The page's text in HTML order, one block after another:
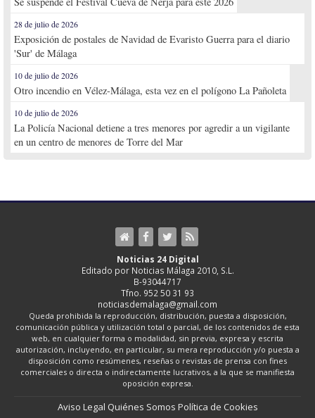
28 de julio de 2026
Exposición de postales de Navidad de Evaristo Guerra para el diario
'Sur' de Málaga
10 de julio de 2026
Otro incendio en Vélez-Málaga, esta vez en el polígono La Pañoleta
10 de julio de 2026
La Policía Nacional detiene a tres menores por agredir a un vigilante
en un centro de menores de Torre del Mar
Noticias 24 Digital
Editado por Noticias Málaga 2010, S.L.
B-93044717
Tfno. 952 50 31 93
noticiasdemalaga@gmail.com
Queda prohibida la reproducción, distribución, puesta a disposición,
comunicación pública y utilización total o parcial, de los contenidos de esta
web, en cualquier forma o modalidad, sin previa, expresa y escrita
autorización, incluyendo, en particular, su mera reproducción y/o puesta a
disposición como resúmenes, reseñas o revistas de prensa con fines
comerciales o directa o indirectamente lucrativos, a la que se manifiesta
oposición expresa.
Aviso Legal Quiénes Somos Política de Cookies